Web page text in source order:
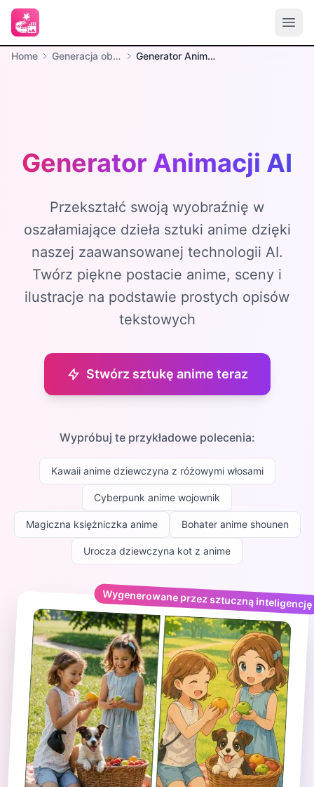
Home Generacja obrazów Generator Animacji AI
Generator Animacji AI
Przekształć swoją wyobraźnię w
oszałamiające dzieła sztuki anime dzięki
naszej zaawansowanej technologii AI.
Twórz piękne postacie anime, sceny i
ilustracje na podstawie prostych opisów
tekstowych
Stwórz sztukę anime teraz
Wypróbuj te przykładowe polecenia:
Kawaii anime dziewczyna z różowymi włosami
Cyberpunk anime wojownik
Magiczna księżniczka anime Bohater anime shounen
Urocza dziewczyna kot z anime
Wygenerowane przez sztuczną inteligencję